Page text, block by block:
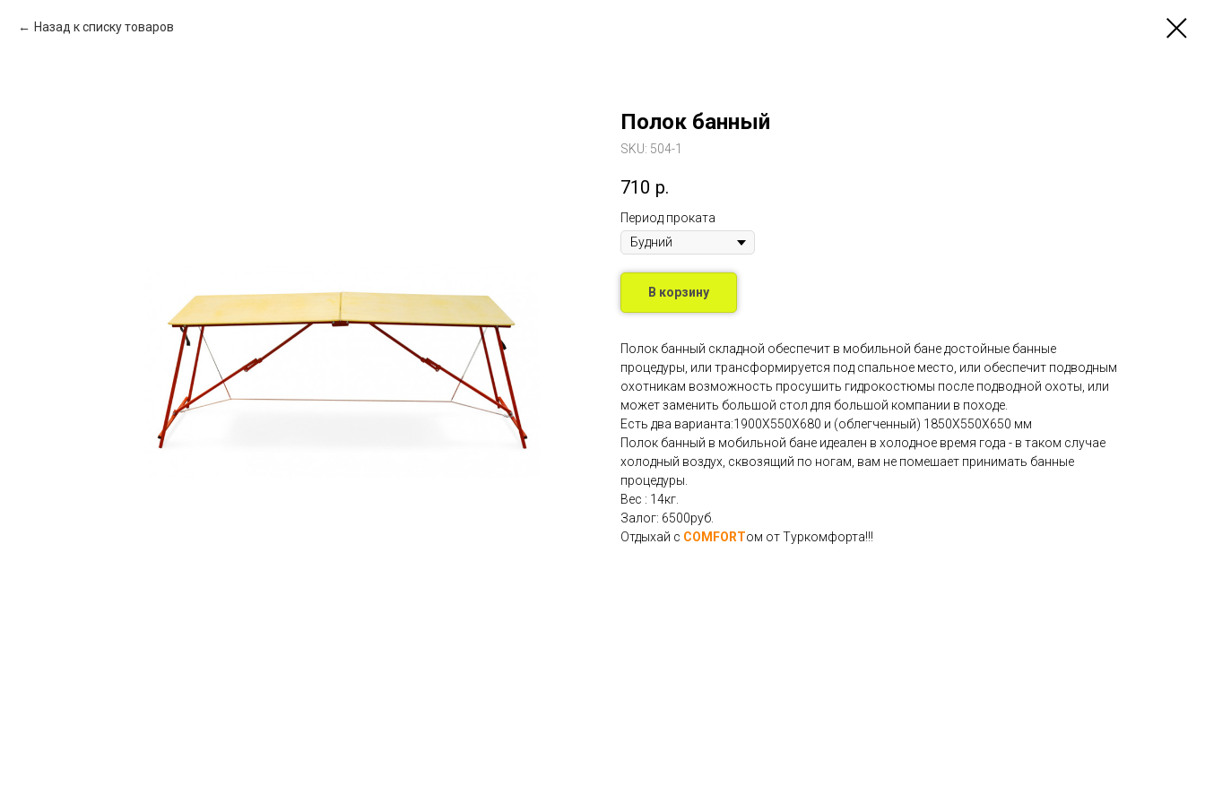
Назад к списку товаров
Полок банный
SKU: 504-1
710 р.
Период проката
В корзину
Полок банный складной обеспечит в мобильной бане достойные банные
процедуры, или трансформируется под спальное место, или обеспечит подводным
охотникам возможность просушить гидрокостюмы после подводной охоты, или
может заменить большой стол для большой компании в походе.
Есть два варианта:1900Х550Х680 и (облегченный) 1850Х550Х650 мм
Полок банный в мобильной бане идеален в холодное время года - в таком случае
холодный воздух, сквозящий по ногам, вам не помешает принимать банные
процедуры.
Вес : 14кг.
Залог: 6500руб.
Отдыхай с COMFORTом от Туркомфорта!!!